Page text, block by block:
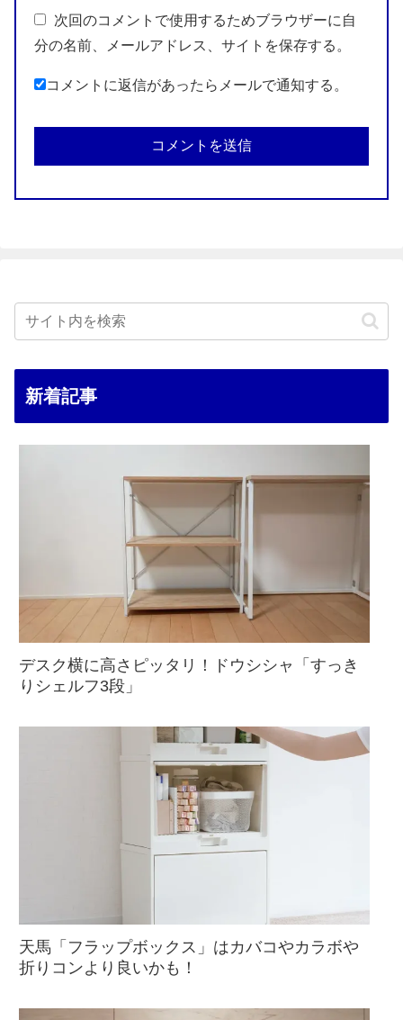
次回のコメントで使用するためブラウザーに自
分の名前、メールアドレス、サイトを保存する。
コメントに返信があったらメールで通知する。
新着記事
デスク横に高さピッタリ！ドウシシャ「すっき
りシェルフ3段」
天馬「フラップボックス」はカバコやカラボや
折りコンより良いかも！